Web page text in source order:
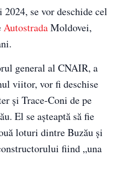
se vor deschide cel
AutostradaMoldovei,
general al CNAIR, a
viitor, vor fi deschise
și Trace-Coni de pe
El se așteaptă să fie
loturi dintre Buzău și
fiind „una